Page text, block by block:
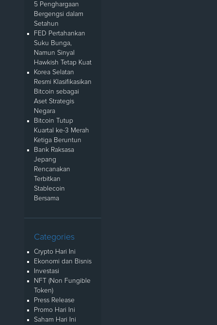
5 Penghargaan
Bergengsi dalam
Setahun
FED Pertahankan
Suku Bunga,
Namun Sinyal
Hawkish Tetap Kuat
Korea Selatan
Resmi Klasifikasikan
Bitcoin sebagai
Aset Strategis
Negara
Bitcoin Tutup
Kuartal ke-3 Merah
Ketiga Beruntun
Bank Raksasa
Jepang
Rencanakan
Terbitkan
Stablecoin
Bersama
Categories
Crypto Hari Ini
Ekonomi dan Bisnis
Investasi
NFT (Non Fungible
Token)
Press Release
Promo Hari Ini
Saham Hari Ini